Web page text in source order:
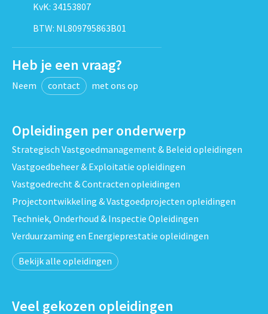
KvK: 34153807
BTW: NL809795863B01
Heb je een vraag?
Neem contact met ons op
Opleidingen per onderwerp
Strategisch Vastgoedmanagement & Beleid opleidingen
Vastgoedbeheer & Exploitatie opleidingen
Vastgoedrecht & Contracten opleidingen
Projectontwikkeling & Vastgoedprojecten opleidingen
Techniek, Onderhoud & Inspectie Opleidingen
Verduurzaming en Energieprestatie opleidingen
Bekijk alle opleidingen
Veel gekozen opleidingen